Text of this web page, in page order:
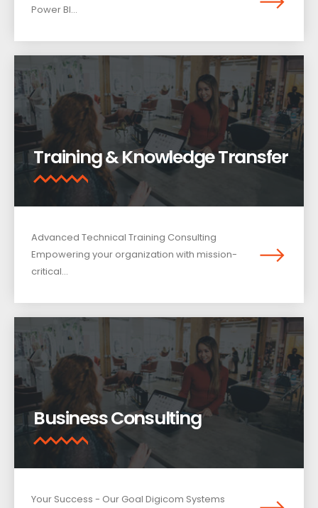
Power BI...
Training & Knowledge Transfer
Advanced Technical Training Consulting​
Empowering your organization with mission-
critical...
Business Consulting
Your Success - Our Goal Digicom Systems